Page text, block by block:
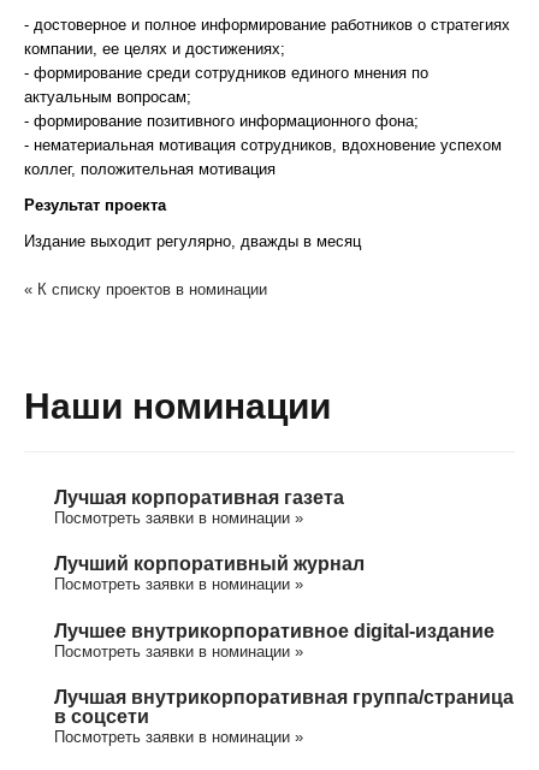
- достоверное и полное информирование работников о стратегиях
компании, ее целях и достижениях;
- формирование среди сотрудников единого мнения по
актуальным вопросам;
- формирование позитивного информационного фона;
- нематериальная мотивация сотрудников, вдохновение успехом
коллег, положительная мотивация
Результат проекта
Издание выходит регулярно, дважды в месяц
« К списку проектов в номинации
Наши номинации
Лучшая корпоративная газета
Посмотреть заявки в номинации »
Лучший корпоративный журнал
Посмотреть заявки в номинации »
Лучшее внутрикорпоративное digital-издание
Посмотреть заявки в номинации »
Лучшая внутрикорпоративная группа/cтраница
в соцсети
Посмотреть заявки в номинации »